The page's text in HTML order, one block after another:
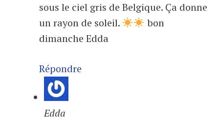
sous le ciel gris de Belgique. Ça donne
un rayon de soleil.
bon
dimanche Edda
Répondre
Edda